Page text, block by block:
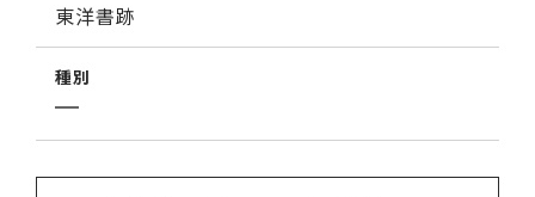
東洋書跡
種別